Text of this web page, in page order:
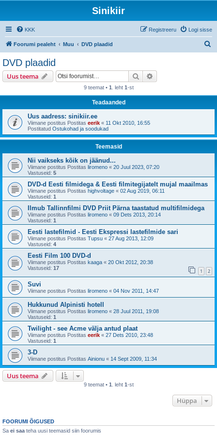
Sinikiir
KKK Logi sisse
Registreeru
Foorumi pealeht Muu DVD plaadid
DVD plaadid
Uus teema Otsi
9 teemat • 1 . leht 1-st
Teadaanded
Uus aadress: sinikiir.ee
Viimane postitus Postitas eerik « 11 Okt 2010, 16:55
Postitatud Ostukohad ja soodukad
Teemasid
Nii vaikseks kõik on jäänud...
Viimane postitus Postitas liromeno « 20 Juul 2023, 07:20
Vastuseid: 5
DVD-d Eesti filmidega & Eesti filmitegijatelt mujal maailmas
Viimane postitus Postitas highvoltage « 02 Aug 2019, 06:11
Vastuseid: 1
Ilmub Tallinnfilmi DVD Priit Pärna taastatud multifilmidega
Viimane postitus Postitas liromeno « 09 Dets 2013, 20:14
Vastuseid: 1
Eesti lastefilmid - Eesti Ekspressi lastefilmide sari
Viimane postitus Postitas Tupsu « 27 Aug 2013, 12:09
Vastuseid: 4
Eesti Film 100 DVD-d
Viimane postitus Postitas kaaga « 20 Okt 2012, 20:38
Vastuseid: 17 1 2
Suvi
Viimane postitus Postitas liromeno « 04 Nov 2011, 14:47
Hukkunud Alpinisti hotell
Viimane postitus Postitas liromeno « 28 Juul 2011, 19:08
Vastuseid: 1
Twilight - see Acme välja antud plaat
Viimane postitus Postitas eerik « 27 Dets 2010, 23:48
Vastuseid: 1
3-D
Viimane postitus Postitas Ainionu « 14 Sept 2009, 11:34
Uus teema
9 teemat • 1 . leht 1-st
Hüppa
FOORUMI ÕIGUSED
Sa ei saa teha uusi teemasid siin foorumis